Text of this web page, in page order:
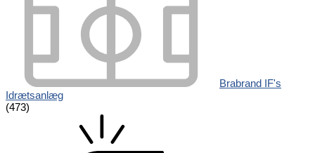
Brabrand IF's
Idrætsanlæg
(473)